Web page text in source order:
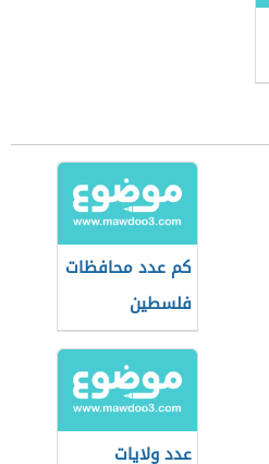
كم عدد محافظات
فلسطين
عدد ولايات